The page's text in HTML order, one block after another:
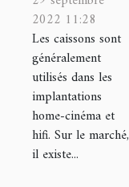
un meilleur
caisson de
hauts fonds
pour sa
maison
2022 11:28
Les caissons sont
généralement
utilisés dans les
implantations
home-cinéma et
hifi. Sur le marché,
il existe...